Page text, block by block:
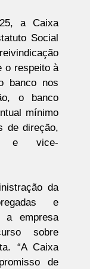
a Caixa
Social
o respeito à
banco nos
o banco
mínimo
de direção,
e vice-
da
e
a empresa
sobre
“A Caixa
de